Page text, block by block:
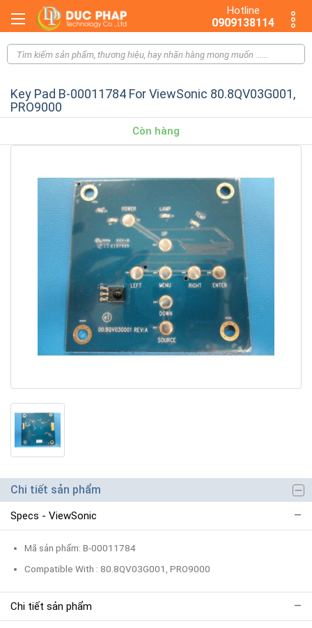
Hotline
0909138114
Key Pad B-00011784 For ViewSonic 80.8QV03G001,
PRO9000
Còn hàng
Chi tiết sản phẩm
Specs - ViewSonic
Mã sản phẩm: B-00011784
Compatible With : 80.8QV03G001, PRO9000
Chi tiết sản phẩm